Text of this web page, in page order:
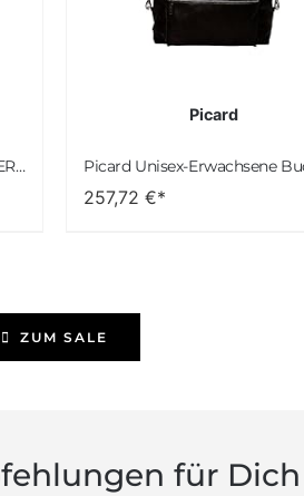
PIECES TOTALLY ROYAL LEATHER TRAVEL BAG 17055349 Damen Umhängetaschen ,1 Groesse (51 x 33 x 14,5 cm)
Picard
257,72 €*
ZUM SALE
für Dich